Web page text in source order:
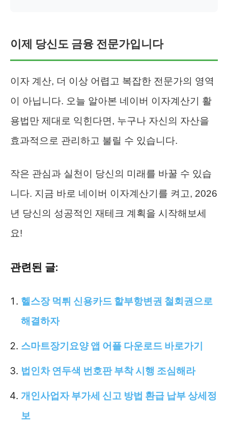
이제 당신도 금융 전문가입니다
이자 계산, 더 이상 어렵고 복잡한 전문가의 영역
이 아닙니다. 오늘 알아본 네이버 이자계산기 활
용법만 제대로 익힌다면, 누구나 자신의 자산을
효과적으로 관리하고 불릴 수 있습니다.
작은 관심과 실천이 당신의 미래를 바꿀 수 있습
니다. 지금 바로 네이버 이자계산기를 켜고, 2026
년 당신의 성공적인 재테크 계획을 시작해보세
요!
관련된 글:
헬스장 먹튀 신용카드 할부항변권 철회권으로
해결하자
스마트장기요양 앱 어플 다운로드 바로가기
법인차 연두색 번호판 부착 시행 조심해라
개인사업자 부가세 신고 방법 환급 납부 상세정
보